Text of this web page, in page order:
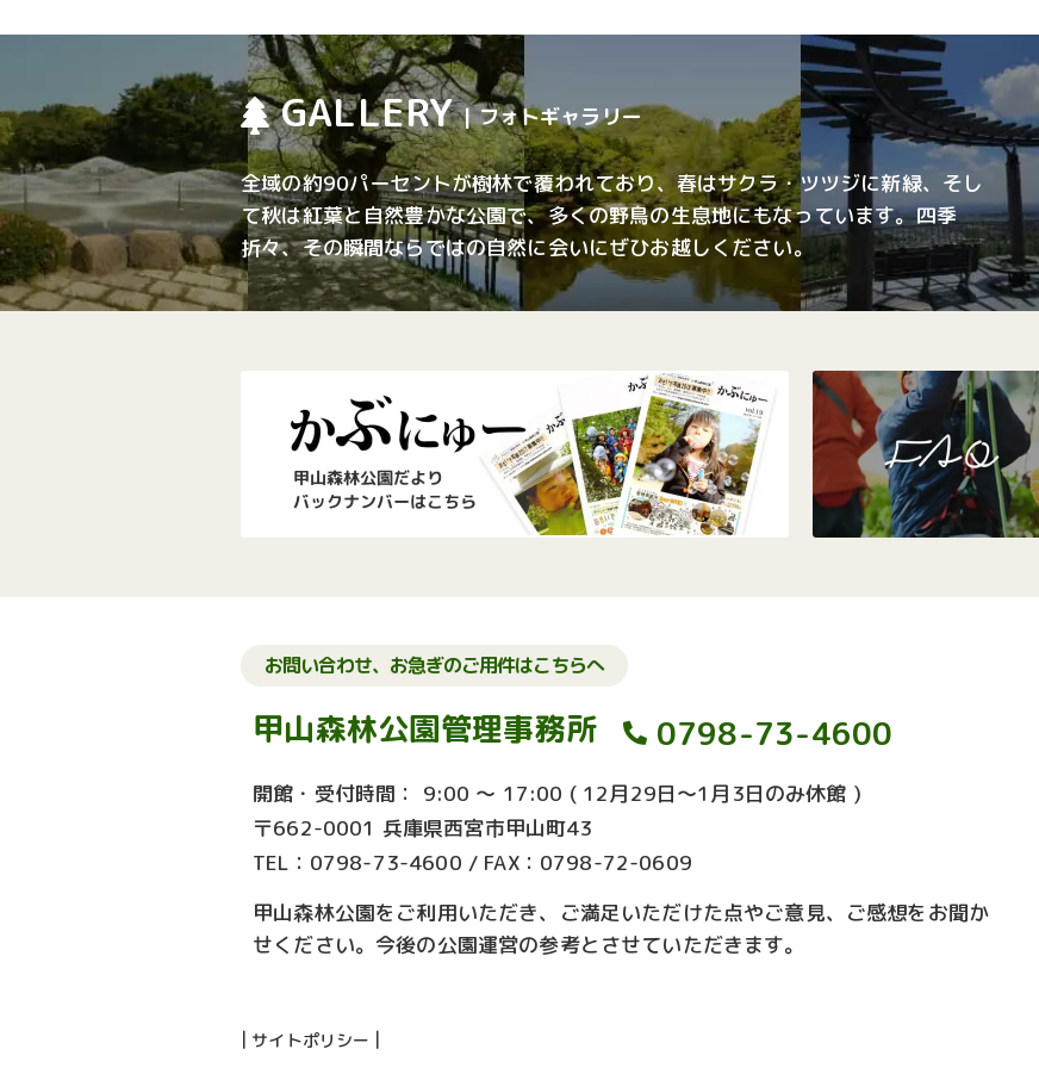
GALLERY| フォトギャラリー
全域の約90パーセントが樹林で覆われており、春はサクラ・ツツジに新緑、そし
て秋は紅葉と自然豊かな公園で、多くの野鳥の生息地にもなっています。四季
折々、その瞬間ならではの自然に会いにぜひお越しください。
お問い合わせ、お急ぎのご用件はこちらへ
甲山森林公園管理事務所 0798-73-4600
開館・受付時間： 9:00 ～ 17:00 ( 12月29日～1月3日のみ休館 )
〒662-0001 兵庫県西宮市甲山町43
TEL：0798-73-4600 / FAX：0798-72-0609
甲山森林公園をご利用いただき、ご満足いただけた点やご意見、ご感想をお聞か
せください。今後の公園運営の参考とさせていただきます。
サイトポリシー